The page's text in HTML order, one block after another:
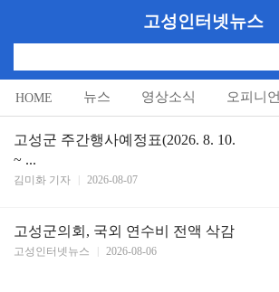
고성인터넷뉴스
HOME 뉴스 영상소식 오피니언
알림마당
고성군 주간행사예정표(2026. 8. 10.
~ ...
김미화 기자 2026-08-07
고성군의회, 국외 연수비 전액 삭감
고성인터넷뉴스 2026-08-06